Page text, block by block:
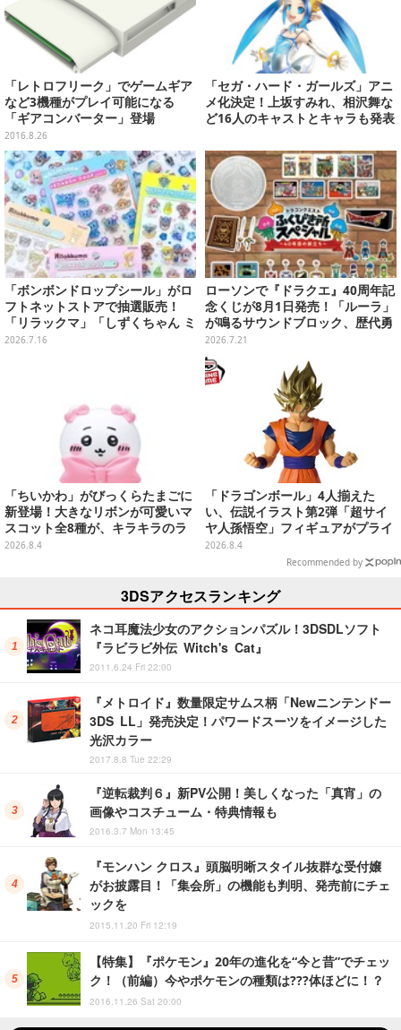
「レトロフリーク」でゲームギア
など3機種がプレイ可能になる
「ギアコンバーター」登場
2016.8.26
「セガ・ハード・ガールズ」アニ
メ化決定！上坂すみれ、相沢舞な
ど16人のキャストとキャラも発表
「ボンボンドロップシール」がロ
フトネットストアで抽選販売！
「リラックマ」「しずくちゃん ミ
ニ」など全12種をラインナップ
2026.7.16
ローソンで『ドラクエ』40周年記
念くじが8月1日発売！「ルーラ」
が鳴るサウンドブロック、歴代勇
者＆スライムのフィギュアなど、
シリーズを振り返る景品盛りだく
さん
2026.7.21
「ちいかわ」がびっくらたまごに
新登場！大きなリボンが可愛いマ
スコット全8種が、キラキラのラ
メ入り入浴剤から飛び出す
2026.8.4
「ドラゴンボール」4人揃えた
い、伝説イラスト第2弾「超サイ
ヤ人孫悟空」フィギュアがプライ
ズ展開！ビッグサイズの「筋斗
雲」エアぐるみも
2026.8.4
Recommended by
3DSアクセスランキング
ネコ耳魔法少女のアクションパズル！3DSDLソフト
『ラビラビ外伝 Witch's Cat』
2011.6.24 Fri 22:00
『メトロイド』数量限定サムス柄「Newニンテンドー
3DS LL」発売決定！パワードスーツをイメージした
光沢カラー
2017.8.8 Tue 22:29
『逆転裁判６』新PV公開！美しくなった「真宵」の
画像やコスチューム・特典情報も
2016.3.7 Mon 13:45
『モンハン クロス』頭脳明晰スタイル抜群な受付嬢
がお披露目！「集会所」の機能も判明、発売前にチェ
ックを
2015.11.20 Fri 12:19
【特集】『ポケモン』20年の進化を“今と昔”でチェッ
ク！（前編）今やポケモンの種類は???体ほどに！？
2016.11.26 Sat 20:00